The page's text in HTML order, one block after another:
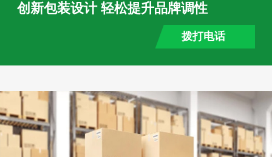
创新包装设计 轻松提升品牌调性
拨打电话